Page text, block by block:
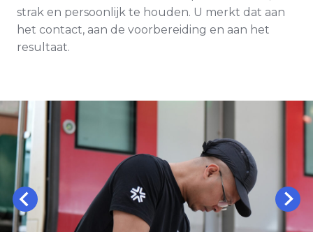
strak en persoonlijk te houden. U merkt dat aan
het contact, aan de voorbereiding en aan het
resultaat.